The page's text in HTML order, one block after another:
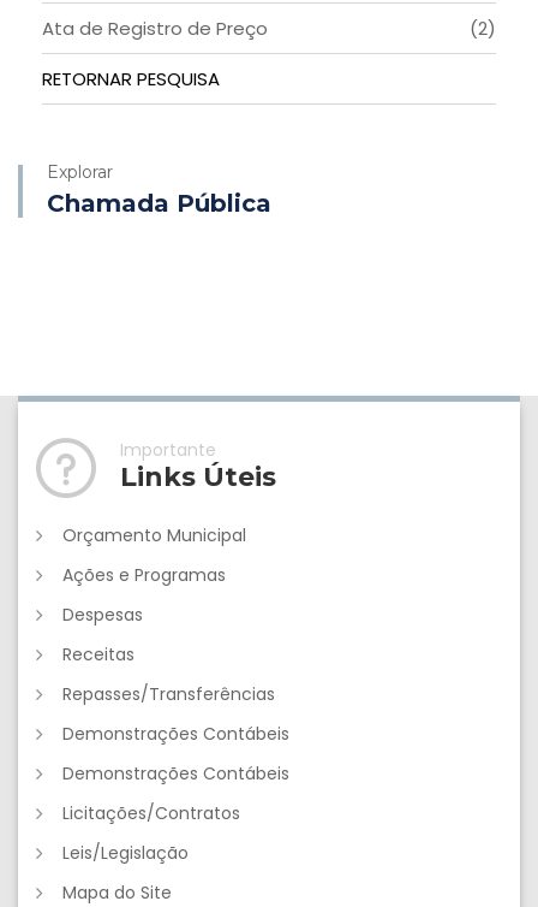
Ata de Registro de Preço
(2)
RETORNAR PESQUISA
Explorar
Chamada Pública
Importante
Links Úteis
Orçamento Municipal
Ações e Programas
Despesas
Receitas
Repasses/Transferências
Demonstrações Contábeis
Demonstrações Contábeis
Licitações/Contratos
Leis/Legislação
Mapa do Site